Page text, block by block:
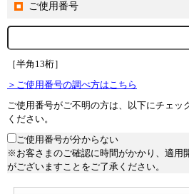
ご使用番号
［半角13桁］
＞ご使用番号の調べ方はこちら
ご使用番号がご不明の方は、以下にチェッ
ください。
ご使用番号が分からない
※お客さまのご確認に時間がかかり、適用
がございますことをご了承ください。